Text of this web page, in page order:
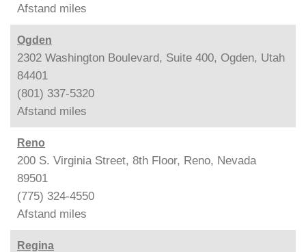
Afstand miles
Ogden
2302 Washington Boulevard, Suite 400, Ogden, Utah
84401
(801) 337-5320
Afstand miles
Reno
200 S. Virginia Street, 8th Floor, Reno, Nevada
89501
(775) 324-4550
Afstand miles
Regina